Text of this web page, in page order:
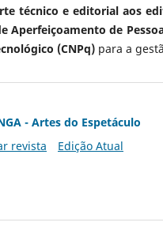
técnico e editorial aos
Aperfeiçoamento de
(CNPq) para a
- Artes do Espetáculo
revista
Edição Atual